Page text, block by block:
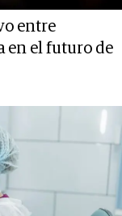
entre
en el futuro de